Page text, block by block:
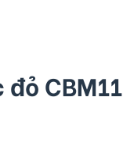
CBM11